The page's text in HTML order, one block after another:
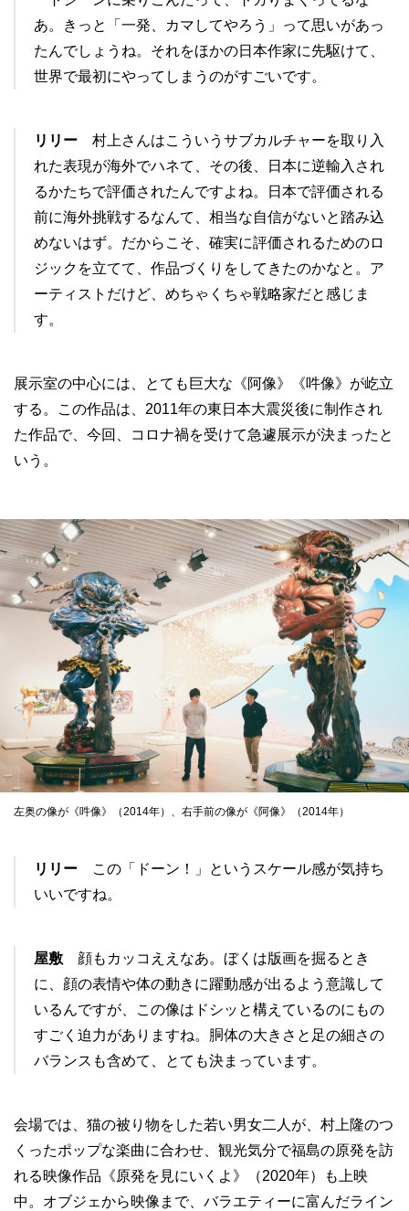
あ。きっと「一発、カマしてやろう」って思いがあっ
たんでしょうね。それをほかの日本作家に先駆けて、
世界で最初にやってしまうのがすごいです。
リリー 村上さんはこういうサブカルチャーを取り入
れた表現が海外でハネて、その後、日本に逆輸入され
るかたちで評価されたんですよね。日本で評価される
前に海外挑戦するなんて、相当な自信がないと踏み込
めないはず。だからこそ、確実に評価されるためのロ
ジックを立てて、作品づくりをしてきたのかなと。ア
ーティストだけど、めちゃくちゃ戦略家だと感じま
す。
展示室の中心には、とても巨大な《阿像》《吽像》が屹立
する。この作品は、2011年の東日本大震災後に制作され
た作品で、今回、コロナ禍を受けて急遽展示が決まったと
いう。
左奥の像が《吽像》（2014年）、右手前の像が《阿像》（2014年）
リリー この「ドーン！」というスケール感が気持ち
いいですね。
屋敷 顔もカッコええなあ。ぼくは版画を掘るとき
に、顔の表情や体の動きに躍動感が出るよう意識して
いるんですが、この像はドシッと構えているのにもの
すごく迫力がありますね。胴体の大きさと足の細さの
バランスも含めて、とても決まっています。
会場では、猫の被り物をした若い男女二人が、村上隆のつ
くったポップな楽曲に合わせ、観光気分で福島の原発を訪
れる映像作品《原発を見にいくよ》（2020年）も上映
中。オブジェから映像まで、バラエティーに富んだライン